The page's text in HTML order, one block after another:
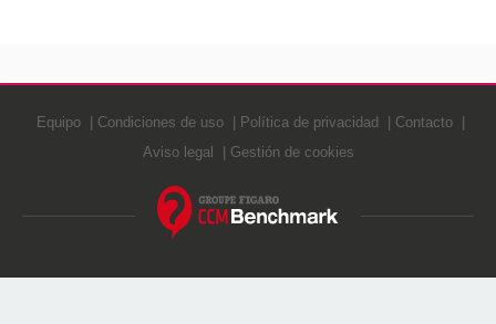
Equipo Condiciones de uso Política de privacidad
Contacto
Aviso legal
Gestión de cookies